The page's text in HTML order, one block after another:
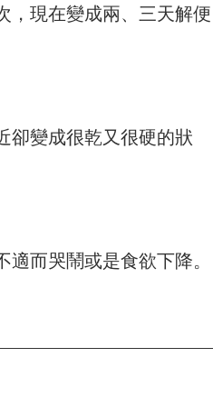
，現在變成兩、三天解便
卻變成很乾又很硬的狀
而哭鬧或是食欲下降。